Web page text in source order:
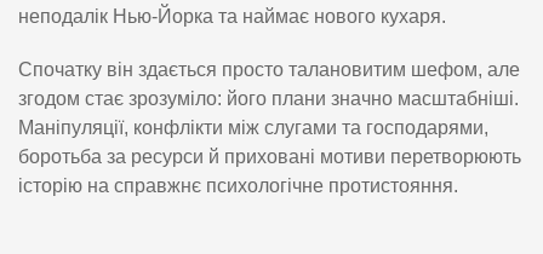
неподалік Нью-Йорка та наймає нового кухаря.
Спочатку він здається просто талановитим шефом, але
згодом стає зрозуміло: його плани значно масштабніші.
Маніпуляції, конфлікти між слугами та господарями,
боротьба за ресурси й приховані мотиви перетворюють
історію на справжнє психологічне протистояння.